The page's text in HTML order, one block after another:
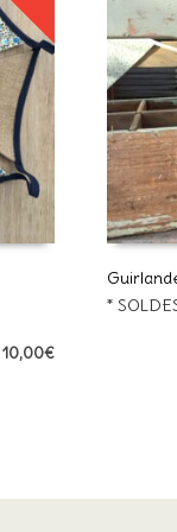
Le
10,00€Le
*